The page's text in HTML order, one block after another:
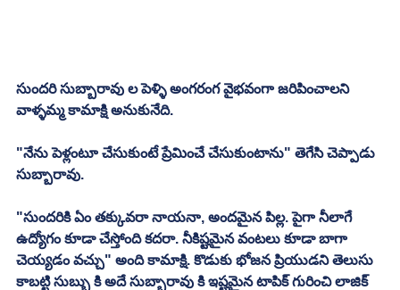
సుందరి సుబ్బారావు ల పెళ్ళి అంగరంగ వైభవంగా జరిపించాలని
వాళ్ళమ్మ కామాక్షి అనుకునేది.
"నేను పెళ్లంటూ చేసుకుంటే ప్రేమించే చేసుకుంటాను" తెగేసి చెప్పాడు
సుబ్బారావు.
"సుందరికి ఏం తక్కువరా నాయనా, అందమైన పిల్ల. పైగా నీలాగే
ఉద్యోగం కూడా చేస్తోంది కదరా. నీకిష్టమైన వంటలు కూడా బాగా
చెయ్యడం వచ్చు" అంది కామాక్షి. కొడుకు భోజన ప్రియుడని తెలుసు
కాబట్టి సుబ్బు కి అదే సుబ్బారావు కి ఇష్టమైన టాపిక్ గురించి లాజిక్